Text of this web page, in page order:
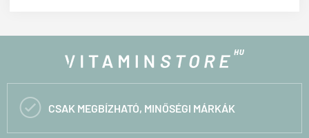
 CSAK MEGBÍZHATÓ, MINŐSÉGI MÁRKÁK